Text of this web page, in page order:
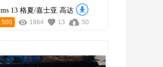
ms 13 格夏/嘉士亚 高达
500 1864 13 50